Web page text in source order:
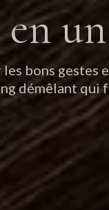
bons gestes
démêlant